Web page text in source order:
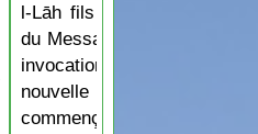
l-Lāh fils de Hichām: Les
du Messager de Allāh
invocation qu’ils disaient
nouvelle année ou un
commençait: « اللَّهُمَّ أَدْخِلْهُ عَلَيْنَا بِالْأَمْنِ